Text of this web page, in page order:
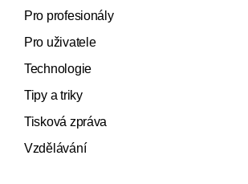
Pro profesionály
Pro uživatele
Technologie
Tipy a triky
Tisková zpráva
Vzdělávání